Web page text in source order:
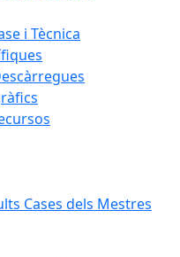
i Tècnica
Cases dels Mestres